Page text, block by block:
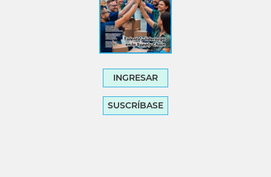
INGRESAR
SUSCRÍBASE